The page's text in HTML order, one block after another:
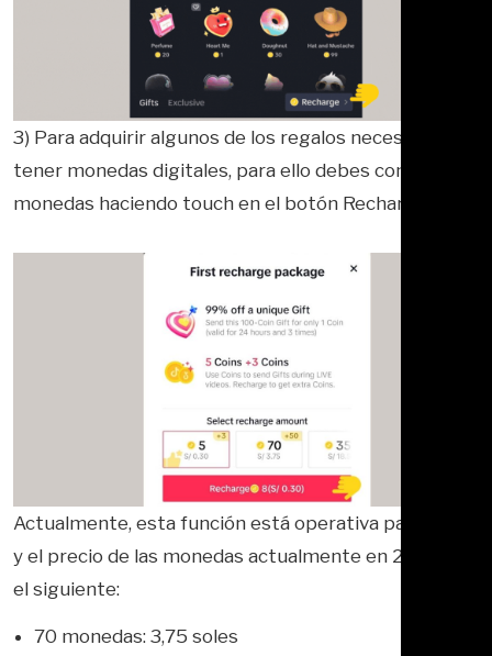
3) Para adquirir algunos de los regalos necesitarás
tener monedas digitales, para ello debes comprar
monedas haciendo touch en el botón Recharge.
Actualmente, esta función está operativa para Perú
y el precio de las monedas actualmente en 2023 es
el siguiente:
70 monedas: 3,75 soles